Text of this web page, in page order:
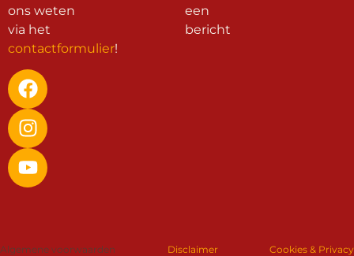
ons weten
via het
contactformulier!
een
bericht
Algemene voorwaarden Disclaimer Cookies & Privacy